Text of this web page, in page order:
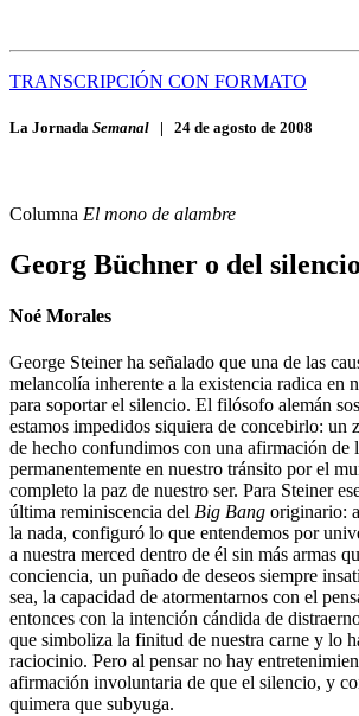
TRANSCRIPCIÓN CON FORMATO
La Jornada Semanal | 24 de agosto de 2008
Columna El mono de alambre
Georg Büchner o del silencio
Noé Morales
George Steiner ha señalado que una de las
melancolía inherente a la existencia radica en
para soportar el silencio. El filósofo alemán
estamos impedidos siquiera de concebirlo: un
de hecho confundimos con una afirmación de
permanentemente en nuestro tránsito por el
completo la paz de nuestro ser. Para Steiner
última reminiscencia del Big Bang originario:
la nada, configuró lo que entendemos por
a nuestra merced dentro de él sin más armas
conciencia, un puñado de deseos siempre
sea, la capacidad de atormentarnos con el
entonces con la intención cándida de
que simboliza la finitud de nuestra carne y lo
raciocinio. Pero al pensar no hay
afirmación involuntaria de que el silencio, y
quimera que subyuga.